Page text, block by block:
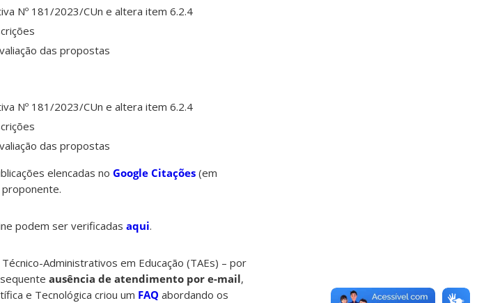
Nº 181/2023/CUn e altera item 6.2.4
das propostas
Nº 181/2023/CUn e altera item 6.2.4
das propostas
elencadas no Google Citações (em
podem ser verificadas aqui.
Administrativos em Educação (TAEs) – por
ausência de atendimento por e-mail,
e Tecnológica criou um FAQ abordando os